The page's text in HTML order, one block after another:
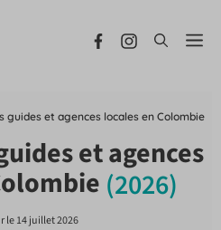
guides et agences locales en Colombie
et agences
(2026)
le14 juillet 2026